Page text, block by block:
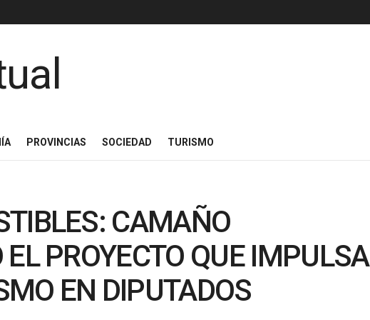
PROVINCIAS SOCIEDAD TURISMO
CAMAÑO
PROYECTO QUE IMPULSA
EN DIPUTADOS